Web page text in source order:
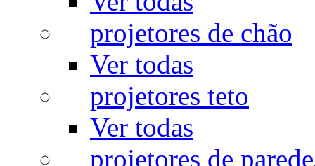
projetores de chão
Ver todas
projetores teto
Ver todas
projetores de